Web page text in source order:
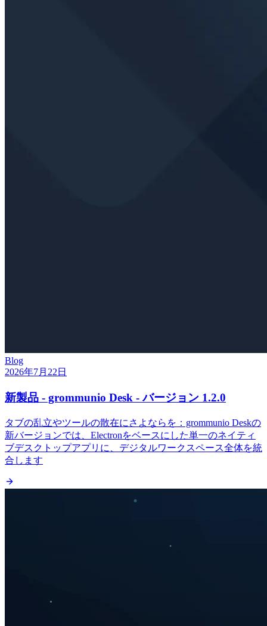
Blog
2026年7月22日
新製品 - grommunio Desk - バージョン 1.2.0
タブの乱立やツールの散在にさよならを：grommunio Deskの
新バージョンでは、Electronをベースにした単一のネイティ
ブデスクトップアプリに、デジタルワークスペース全体を統
合します